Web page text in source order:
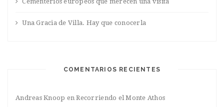
Una Gracia de Villa. Hay que conocerla
COMENTARIOS RECIENTES
Andreas Knoop enRecorriendo el Monte Athos